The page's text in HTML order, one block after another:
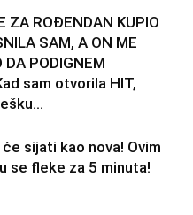
ZA ROĐENDAN KUPIO
SAM, A ON ME
DA PODIGNEM
sam otvorila HIT,
sijati kao nova! Ovim
se fleke za 5 minuta!